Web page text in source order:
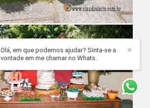
✕
Olá, em que podemos ajudar? Sinta-se a
vontade em me chamar no Whats.